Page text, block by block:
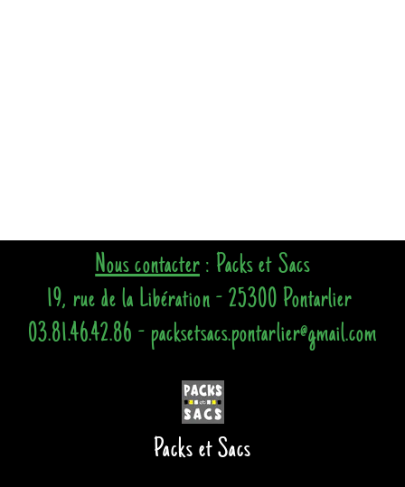
Nous contacter: Packs et Sacs
19, rue de la Libération - 25300 Pontarlier
03.81.46.42.86 - packsetsacs.pontarlier@gmail.com
Packs et Sacs